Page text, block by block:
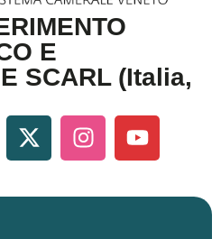
E
SCARL (Italia,